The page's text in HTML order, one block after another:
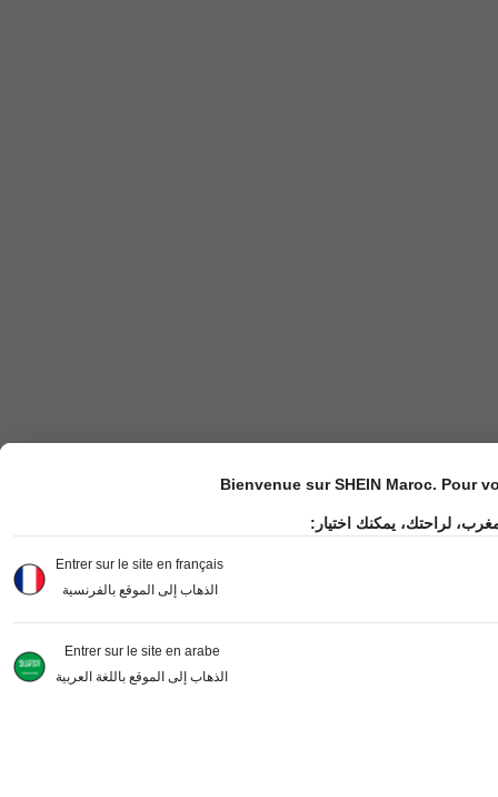
Bienvenue sur SHEIN Maroc. Pour
لراحتك، يمكنك اختيار:
Entrer sur le site en français
الذهاب إلى الموقع بالفرنسية
Entrer sur le site en arabe
الذهاب إلى الموقع باللغة العربية